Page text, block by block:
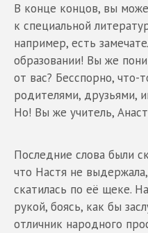
В конце концов, вы
к специальной
например, есть
образовании! Вы же
от вас? Бесспорно, что-
родителями, друзьями,
Но! Вы же учитель,
Последние слова были
что Настя не
скатилась по её щеке.
рукой, боясь, как бы
отличник народного